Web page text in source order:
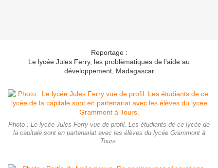
Reportage :
Le lycée Jules Ferry, les problèmatiques de l'aide au
développement, Madagascar
Photo : Le lycée Jules Ferry vue de profil. Les étudiants de ce lycée de
la capitale sont en partenariat avec les élèves du lycée Grammont à
Tours.